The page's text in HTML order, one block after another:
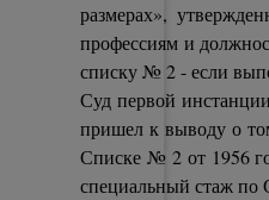
размерах»,
профессиям и
списку № 2 - если
Суд первой
пришел к выводу о
Списке № 2 от 1956
специальный стаж по